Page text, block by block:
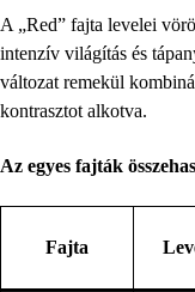
A „Red” fajta levelei
intenzív világítás és
változat remekül
kontrasztot alkotva.
Az egyes fajták
Fajta